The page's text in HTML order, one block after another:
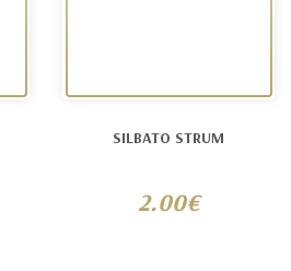
SILBATO STRUM
2.00€